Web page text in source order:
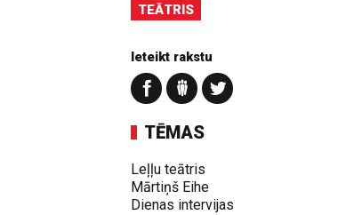
TEĀTRIS
Ieteikt rakstu
TĒMAS
Leļļu teātris
Mārtiņš Eihe
Dienas intervijas